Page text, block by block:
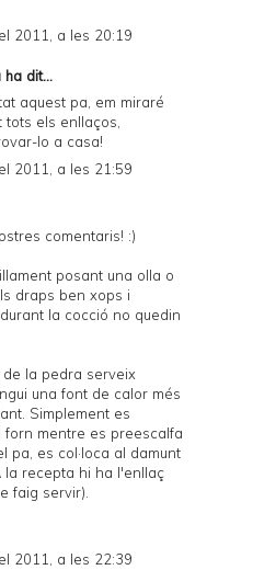
2011, a les 20:19
ha dit...
aquest pa, em miraré
tots els enllaços,
lo a casa!
2011, a les 21:59
comentaris! :)
posant una olla o
draps ben xops i
la cocció no quedin
de la pedra serveix
una font de calor més
Simplement es
forn mentre es preescalfa
pa, es col·loca al damunt
la recepta hi ha l'enllaç
faig servir).
2011, a les 22:39